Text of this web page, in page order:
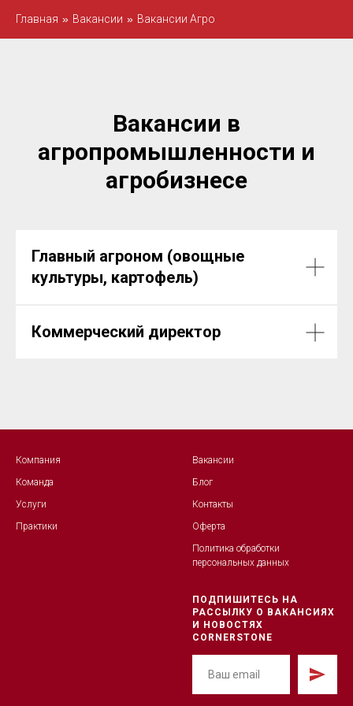
Главная » Вакансии » Вакансии Агро
Вакансии в
агропромышленности и
агробизнесе
Главный агроном (овощные
культуры, картофель)
Коммерческий директор
Компания
Команда
Услуги
Практики
Вакансии
Блог
Контакты
Оферта
Политика обработки
персональных данных
ПОДПИШИТЕСЬ НА
РАССЫЛКУ О ВАКАНСИЯХ
И НОВОСТЯХ
CORNERSTONE